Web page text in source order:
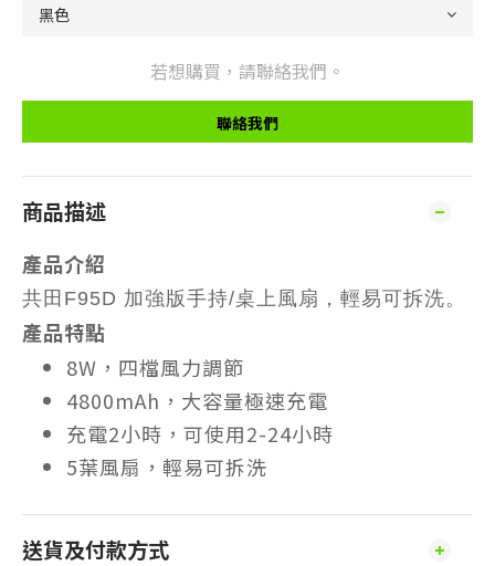
若想購買，請聯絡我們。
聯絡我們
商品描述
產品介紹
共田F95D 加強版手持/桌上風扇，輕易可拆洗。
產品特點
8W，四檔風力調節
4800mAh，大容量極速充電
充電2小時，可使用2-24小時
5葉風扇，輕易可拆洗
送貨及付款方式